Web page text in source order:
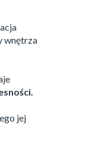
wnętrza
jej